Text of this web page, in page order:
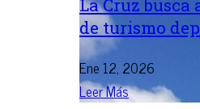
La Cruz busca
de turismo
Ene 12, 2026
Leer Más